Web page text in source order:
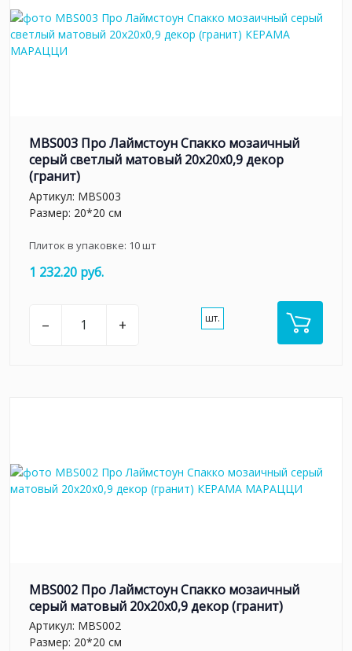
MBS003 Про Лаймстоун Спакко мозаичный
серый светлый матовый 20х20х0,9 декор
(гранит)
Артикул: MBS003
Размер: 20*20 см
Плиток в упаковке: 10шт
1 232.20 руб.
– + шт.
MBS002 Про Лаймстоун Спакко мозаичный
серый матовый 20х20х0,9 декор (гранит)
Артикул: MBS002
Размер: 20*20 см